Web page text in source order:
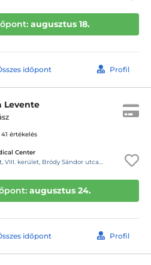
augusztus 18.
időpont Profil
Levente
41 értékelés
Center
kerület, Bródy Sándor utca 28. 1.lépcsőház, fsz. 2.
augusztus 24.
időpont Profil